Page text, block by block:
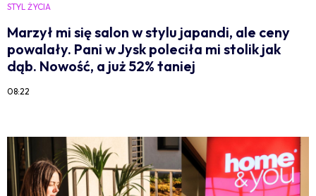
STYL ŻYCIA
Marzył mi się salon w stylu japandi, ale ceny
powalały. Pani w Jysk poleciła mi stolik jak
dąb. Nowość, a już 52% taniej
08:22